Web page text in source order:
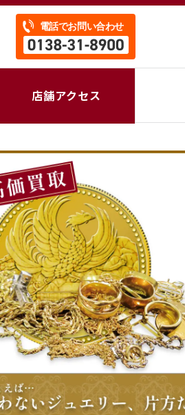
店舗アクセス